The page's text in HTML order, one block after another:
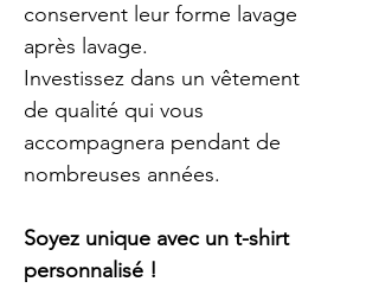
conservent leur forme lavage
après lavage.
Investissez dans un vêtement
de qualité qui vous
accompagnera pendant de
nombreuses années.
Soyez unique avec un t-shirt
personnalisé !